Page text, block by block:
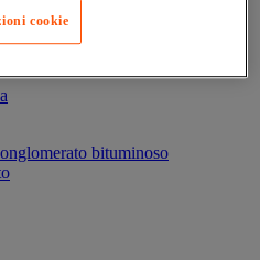
bituminoso
cookie